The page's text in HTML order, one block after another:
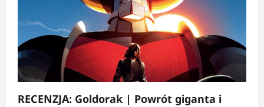
RECENZJA: Goldorak | Powrót giganta i